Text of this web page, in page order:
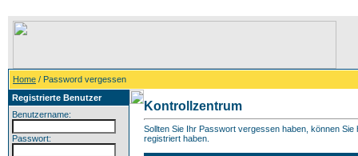
Home / Password vergessen
Registrierte Benutzer
Benutzername:
Passwort:
Kontrollzentrum
Sollten Sie Ihr Passwort vergessen haben, können
registriert haben.